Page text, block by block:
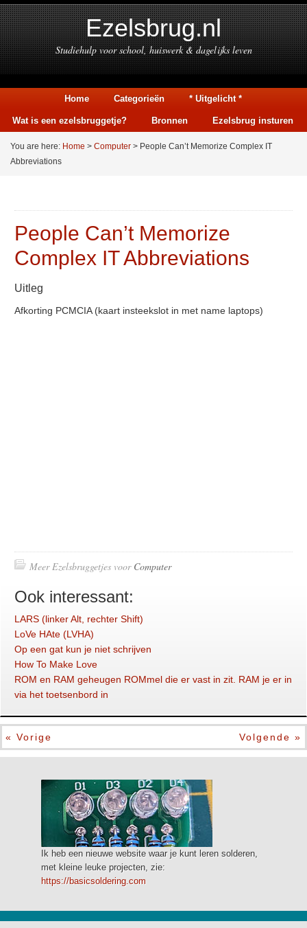
Ezelsbrug.nl
Studiehulp voor school, huiswerk & dagelijks leven
Home Categorieën * Uitgelicht *
Wat is een ezelsbruggetje? Bronnen Ezelsbrug insturen
You are here: Home > Computer > People Can’t Memorize Complex IT
Abbreviations
People Can’t Memorize
Complex IT Abbreviations
Uitleg
Afkorting PCMCIA (kaart insteekslot in met name laptops)
Meer Ezelsbruggetjes voor Computer
Ook interessant:
LARS (linker Alt, rechter Shift)
LoVe HAte (LVHA)
Op een gat kun je niet schrijven
How To Make Love
ROM en RAM geheugen ROMmel die er vast in zit. RAM je er in
via het toetsenbord in
« Vorige Volgende »
Ik heb een nieuwe website waar je kunt leren solderen,
met kleine leuke projecten, zie:
https://basicsoldering.com